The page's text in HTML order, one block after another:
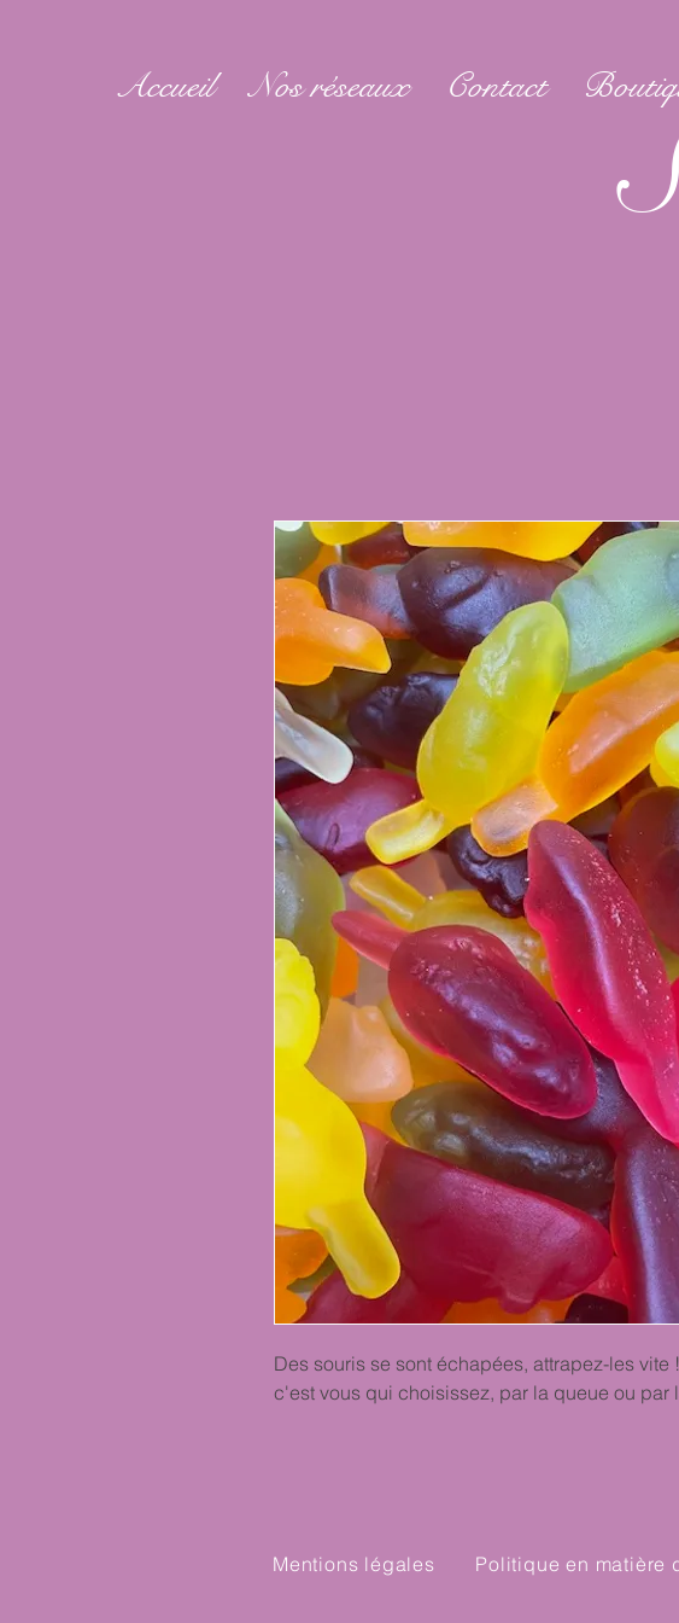
Accueil Nos réseaux Contact
Des souris se sont échapées, attrapez-les vite
c'est vous qui choisissez, par la queue ou par
Mentions légales Politique en matière